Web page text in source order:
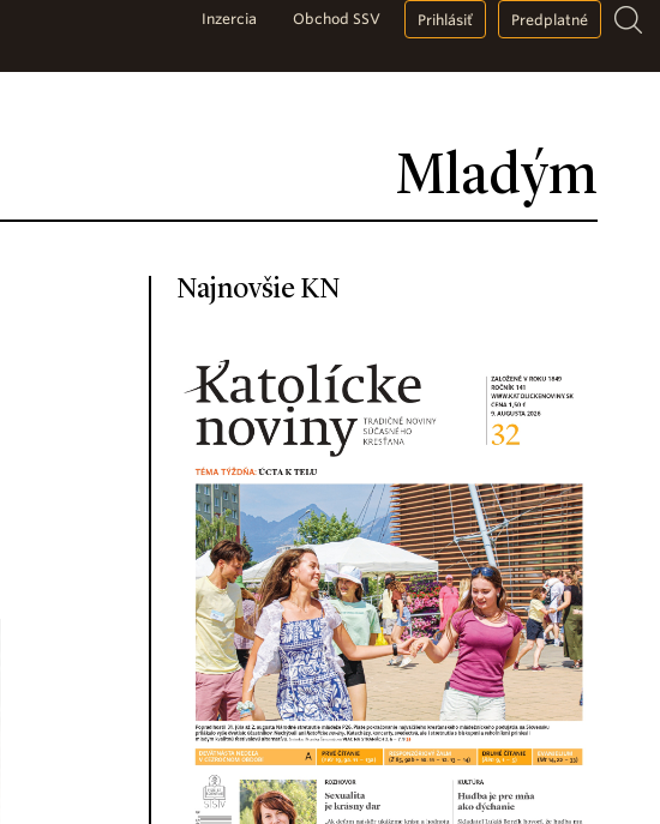
Mladým
Inzercia Obchod SSV Prihlásiť Predplatné
Najnovšie KN